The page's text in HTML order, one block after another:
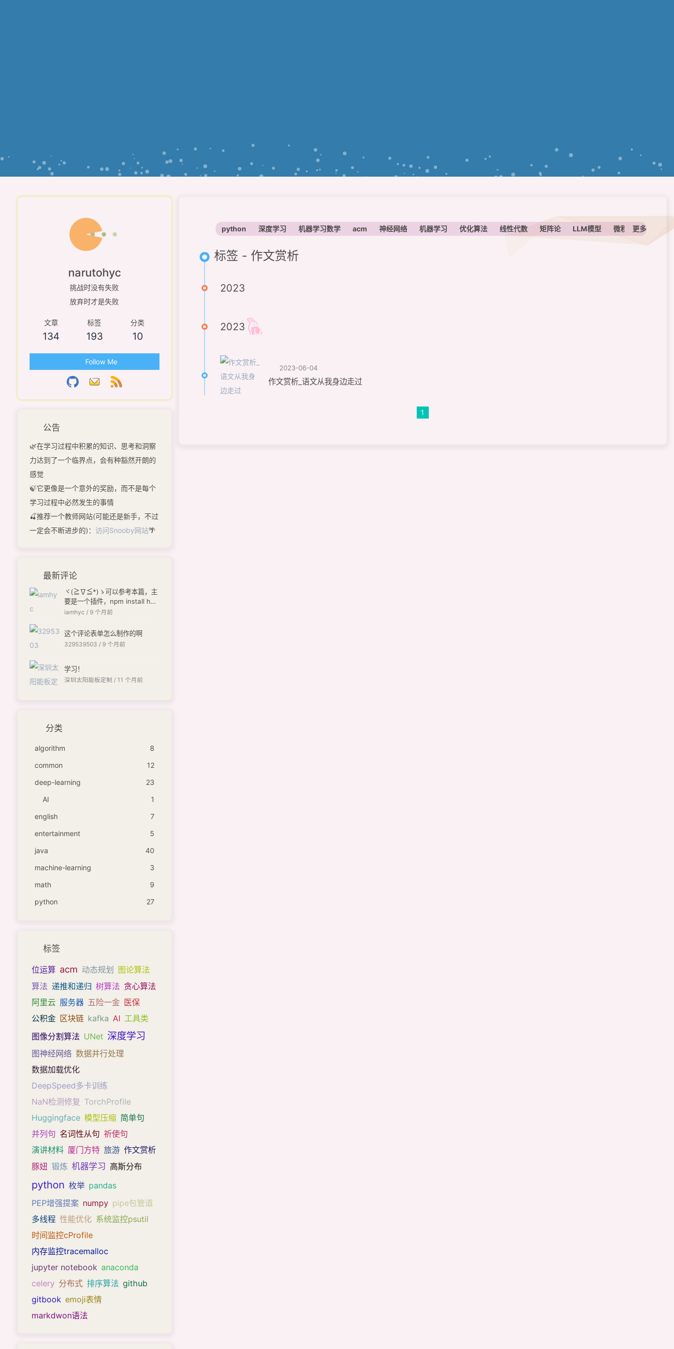
python 深度学习 机器学习数学 acm 神经网络 机器学习 优化算法 线性代数 矩阵论 LLM模型 微积分更多
标签 - 作文赏析
2023
2023
2023-06-04
作文赏析_语文从我身边走过
1
narutohyc
挑战时没有失败
放弃时才是失败
文章
134
标签
193
分类
10
Follow Me
公告
🌿在学习过程中积累的知识、思考和洞察
力达到了一个临界点，会有种豁然开朗的
感觉
🍃它更像是一个意外的奖励，而不是每个
学习过程中必然发生的事情
🍒推荐一个教师网站(可能还是新手，不过
一定会不断进步的)： 访问Snooby网站🌴
最新评论
ヾ(≧∇≦*)ゝ可以参考本篇，主
要是一个插件，npm install hex
o-butterfly-envelope --save
iamhyc / 9 个月前
这个评论表单怎么制作的啊
329539503 / 9 个月前
学习！
深圳太阳能板定制 / 11 个月前
分类
algorithm
8
common
12
deep-learning
23
AI
1
english
7
entertainment
5
java
40
machine-learning
3
math
9
python
27
标签
位运算 acm 动态规划 图论算法
算法 递推和递归 树算法 贪心算法
阿里云 服务器 五险一金 医保
公积金 区块链 kafka AI 工具类
图像分割算法 UNet 深度学习
图神经网络 数据并行处理
数据加载优化
DeepSpeed多卡训练
NaN检测修复 TorchProfile
Huggingface 模型压缩 简单句
并列句 名词性从句 祈使句
演讲材料 厦门方特 旅游 作文赏析
豚妞 锻炼 机器学习 高斯分布
python 枚举 pandas
PEP增强提案 numpy pipe包管道
多线程 性能优化 系统监控psutil
时间监控cProfile
内存监控tracemalloc
jupyter notebook anaconda
celery 分布式 排序算法 github
gitbook emoji表情
markdwon语法